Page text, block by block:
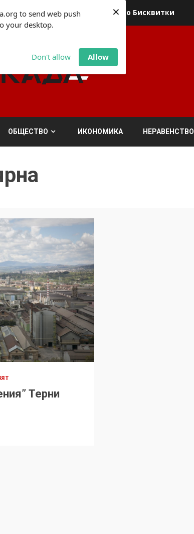
to send web push
your desktop.
Don't allow Allow
×
За реклама Политика относно Бисквитки
ОБЩЕСТВО ИКОНОМИКА НЕРАВЕНСТВО
Терни